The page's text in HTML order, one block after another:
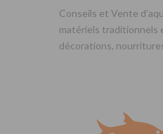
Conseils et Vente
matériels traditionnels
décorations,